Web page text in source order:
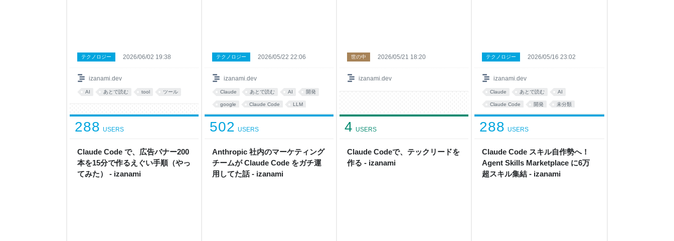
izanami.dev
テクノロジー 2026/06/02 19:38
AI あとで読む tool ツール
izanami.dev
テクノロジー 2026/05/22 22:06
Claude あとで読む AI 開発
google Claude Code LLM
skills CodeReview github
izanami.dev
世の中 2026/05/21 18:20
izanami.dev
テクノロジー 2026/05/16 23:02
Claude あとで読む AI
Claude Code 開発 未分類
tips
Claude Code で、広告バナー200
本を15分で作るえぐい手順（やっ
てみた） - izanami
288 USERS
Anthropic 社内のマーケティング
チームが Claude Code をガチ運
用してた話 - izanami
502 USERS
Claude Codeで、テックリードを
作る - izanami
4 USERS
Claude Code スキル自作勢へ！
Agent Skills Marketplace に6万
超スキル集結 - izanami
288 USERS